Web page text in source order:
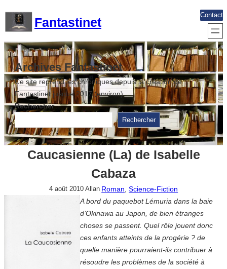
contenu
Fantastinet
Contact
Archives Fantastinet
Ce site reprend les chroniques depuis la création de
Fantastinet jusque 2017 (environ)
Rechercher
Rechercher
Caucasienne (La) de Isabelle
Cabaza
4 août 2010 Allan Roman , Science-Fiction
A bord du paquebot Lémuria dans la baie
d’Okinawa au Japon, de bien étranges
choses se passent. Quel rôle jouent donc
ces enfants atteints de la progérie ? de
quelle manière pourraient-ils contribuer à
résoudre les problèmes de la société à